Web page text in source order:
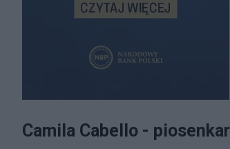
Camila Cabello -